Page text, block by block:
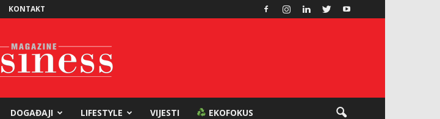
KONTAKT
DOGAĐAJI LIFESTYLE VIJESTI EKOFOKUS